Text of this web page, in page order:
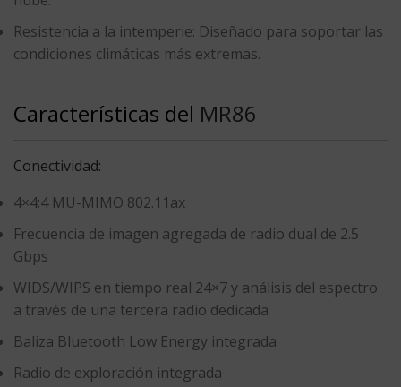
Resistencia a la intemperie: Diseñado para soportar las
condiciones climáticas más extremas.
Características del MR86
Conectividad:
4×4:4 MU-MIMO 802.11ax
Frecuencia de imagen agregada de radio dual de 2.5
Gbps
WIDS/WIPS en tiempo real 24×7 y análisis del espectro
a través de una tercera radio dedicada
Baliza Bluetooth Low Energy integrada
Radio de exploración integrada